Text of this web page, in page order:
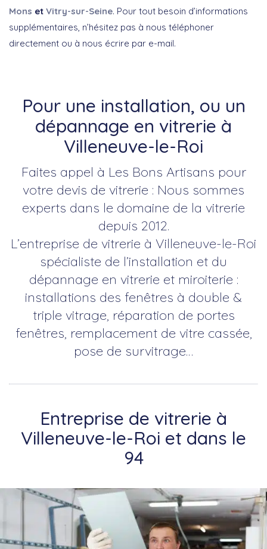
Mons et Vitry-sur-Seine. Pour tout besoin d’informations
supplémentaires, n’hésitez pas à nous téléphoner
directement ou à nous écrire par e-mail.
Pour une installation, ou un
dépannage en vitrerie à
Villeneuve-le-Roi
Faites appel à Les Bons Artisans pour
votre devis de vitrerie : Nous sommes
experts dans le domaine de la vitrerie
depuis 2012.
L’entreprise de vitrerie à Villeneuve-le-Roi
spécialiste de l’installation et du
dépannage en vitrerie et miroiterie :
installations des fenêtres à double &
triple vitrage, réparation de portes
fenêtres, remplacement de vitre cassée,
pose de survitrage…
Entreprise de vitrerie à
Villeneuve-le-Roi et dans le
94